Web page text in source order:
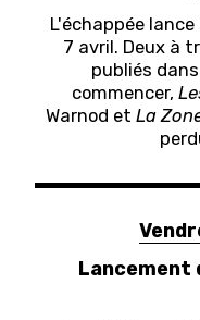
L'échappée
7 avril. Deux à
publiés
commencer,
Warnod et La
Lancement